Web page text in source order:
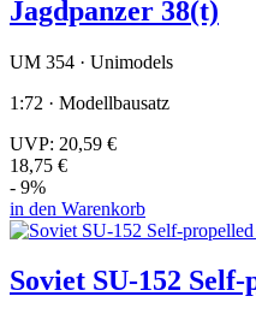
Jagdpanzer 38(t)
UM 354 · Unimodels
1:72 · Modellbausatz
UVP: 20,59 €
18,75 €
- 9%
in den Warenkorb
Soviet SU-152